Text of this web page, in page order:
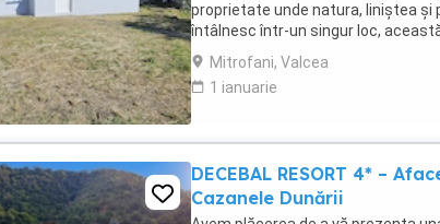
proprietate unde natura, liniștea și
întâlnesc într-un singur loc,
Situată în satul Mitrofani, județul ...
Mitrofani, Valcea
1 ianuarie
DECEBAL RESORT 4* –
Cazanele Dunării